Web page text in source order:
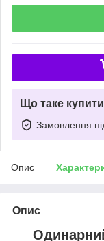
Що таке
Замовлення
Опис
Опис